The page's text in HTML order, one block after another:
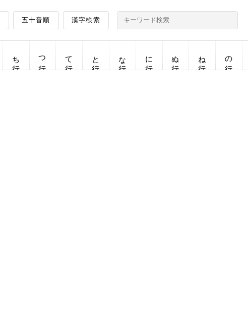
五十音順 漢字検索
ち行 つ行 て行 と行 な行 に行 ぬ行 ね行 の行